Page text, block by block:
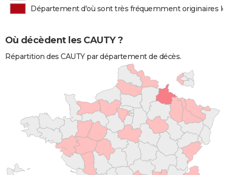
Département d'où sont très fréquemment originaires
Où décèdent les CAUTY ?
Répartition des CAUTY par département de décès.